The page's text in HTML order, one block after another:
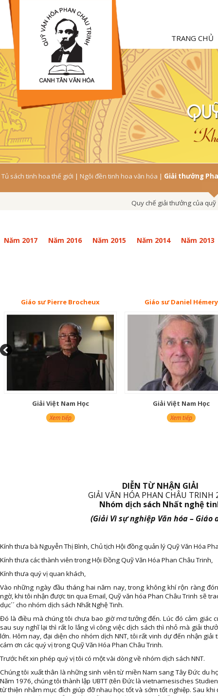
TRANG CHỦ
Tủ sách tinh hoa thế giới | Ngôi đền tinh hoa văn hóa | Giải thưởng
Quy chế giải thưởng của quỹ
Năm 2017 Năm 2016 Năm 2015 Năm 2014 Năm 2013
Giáo sư Pierre Brocheux
Giải Việt Nam Học
Xem tiếp
Giáo sư Daniel Hémery
Giải Việt Nam Học
Xem tiếp
DIỄN TỪ NHẬN GIẢI
GIẢI VĂN HÓA PHAN CHÂU TRINH
Nhóm dịch sách Nhất nghệ
(Giải Vì sự nghiệp Văn hóa – Giáo
Kính thưa bà Nguyễn Thị Bình, Chủ tịch Hội đồng quản lý Quỹ Văn Hóa
Kính thưa các thành viên trong Hội Đồng Quỹ Văn Hóa Phan Châu Trinh,
Kính thưa quý vị quan khách,
Vào những ngày đầu tháng hai năm nay, trong không khí rộn ràng
ngờ, khi tôi nhận được tin qua Email, Quỹ văn hóa Phan Châu Trinh sẽ
dục´´ cho nhóm dịch sách Nhất Nghệ Tinh.
Đó là điều mà chúng tôi chưa bao giờ mơ tưởng đến. Lúc đó cảm giác
sau suy nghĩ lại thì rất lo lắng vì công việc dịch sách thì nhỏ mà giải
lớn. Hôm nay, đại diện cho nhóm dịch NNT, tôi rất vinh dự đến nhận
cám ơn các quý vị trong Quỹ Văn Hóa Phan Châu Trinh.
Trước hết xin phép quý vị tôi có một vài dòng về nhóm dịch sách NNT.
Chúng tôi xuất thân là những sinh viên từ miền Nam sang Tây Đức du
Năm 1976, chúng tôi thành lập UBTT (tên Đức là vietnamesisches
từ thiện nhằm mục đích giúp đỡ nhau học tốt và sớm tốt nghiệp. Sau